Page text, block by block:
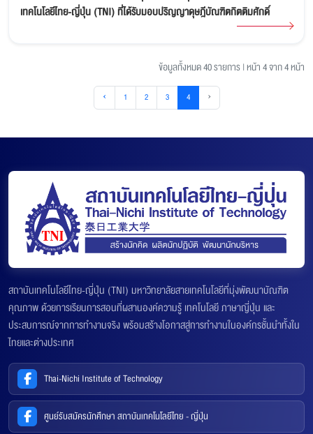
เทคโนโลยีไทย-ญี่ปุ่น (TNI) ที่ได้รับมอบปริญญาดุษฎีบัณฑิตกิตติมศักดิ์
ข้อมูลทั้งหมด 40 รายการ|หน้า 4 จาก 4 หน้า
‹ 1 2 3 4 ›
สถาบันเทคโนโลยีไทย-ญี่ปุ่น (TNI) มหาวิทยาลัยสายเทคโนโลยีที่มุ่งพัฒนาบัณฑิต
คุณภาพ ด้วยการเรียนการสอนที่ผสานองค์ความรู้ เทคโนโลยี ภาษาญี่ปุ่น และ
ประสบการณ์จากการทำงานจริง พร้อมสร้างโอกาสสู่การทำงานในองค์กรชั้นนำทั้งใน
ไทยและต่างประเทศ
Thai-Nichi Institute of Technology
ศูนย์รับสมัครนักศึกษา สถาบันเทคโนโลยีไทย - ญี่ปุ่น